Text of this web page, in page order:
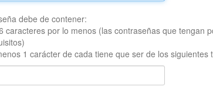
debe de contener:
caracteres por lo menos (las contraseñas que tengan
1 carácter de cada tiene que ser de los siguientes